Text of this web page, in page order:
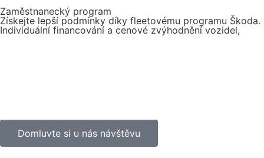
Zaměstnanecký program
Získejte lepší podmínky díky fleetovému programu Škoda.
Individuální financování a cenové zvýhodnění vozidel,
Domluvte si u nás návštěvu